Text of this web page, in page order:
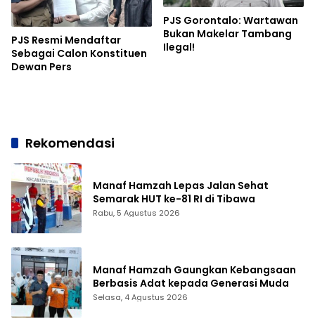
PJS Resmi Mendaftar
Sebagai Calon Konstituen
Dewan Pers
PJS Gorontalo: Wartawan
Bukan Makelar Tambang
Ilegal!
Rekomendasi
Manaf Hamzah Lepas Jalan Sehat
Semarak HUT ke-81 RI di Tibawa
Rabu, 5 Agustus 2026
Manaf Hamzah Gaungkan Kebangsaan
Berbasis Adat kepada Generasi Muda
Selasa, 4 Agustus 2026